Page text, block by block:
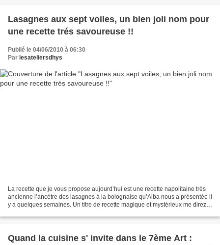
Lasagnes aux sept voiles, un bien joli nom pour
une recette trés savoureuse !!
Publié le 04/06/2010 à 06:30
Par lesateliersdhys
La recette que je vous propose aujourd’hui est une recette napolitaine très
ancienne l’ancètre des lasagnes à la bolognaise qu’Alba nous a présentée il
y a quelques semaines. Un titre de recette magique et mystérieux me direz
Quand la cuisine s' invite dans le 7ème Art :